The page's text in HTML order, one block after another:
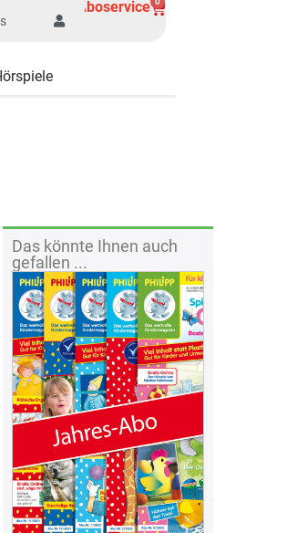
Aboservice
Das könnte Ihnen auch
gefallen ...